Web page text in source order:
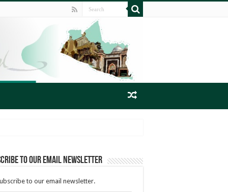
to our email newsletter
to our email newsletter.